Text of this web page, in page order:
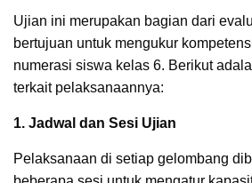
Ujian ini merupakan bagian dari
bertujuan untuk mengukur
numerasi siswa kelas 6. Berikut
terkait pelaksanaannya:
1. Jadwal dan Sesi Ujian
Pelaksanaan di setiap gelombang